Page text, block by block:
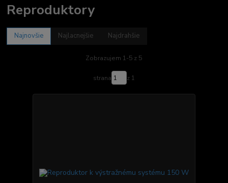
Reproduktory
Najnovšie Najlacnejšie Najdrahšie
Zobrazujem 1-5 z 5
strana z 1